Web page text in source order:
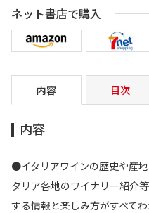
ネット書店で購入
内容 目次
内容
●イタリアワインの歴史や産
タリア各地のワイナリー紹介
する情報と楽しみ方がすべて